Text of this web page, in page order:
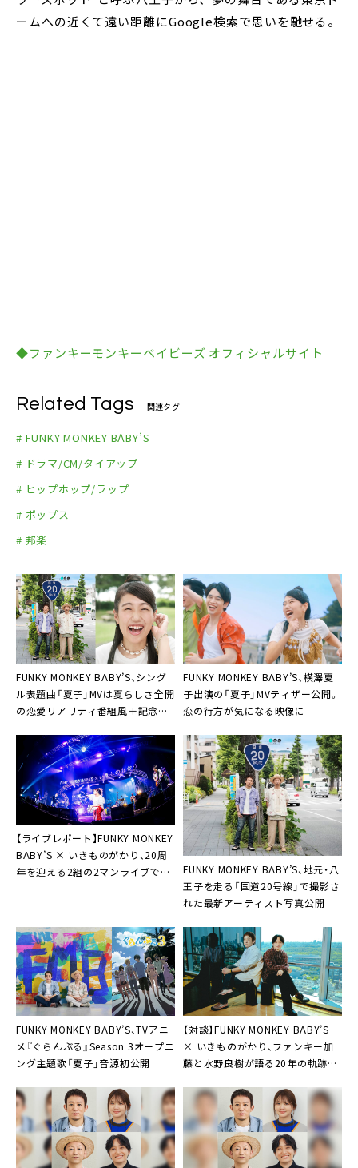
ームへの近くて遠い距離にGoogle検索で思いを馳せる。
◆ファンキーモンキーベイビーズ オフィシャルサイト
Related Tags 関連タグ
# FUNKY MONKEY BΛBY’S
# ドラマ/CM/タイアップ
# ヒップホップ/ラップ
# ポップス
# 邦楽
FUNKY MONKEY BΛBY’S、シング
ル表題曲「夏子」MVは夏らしさ全開
の恋愛リアリティ番組風＋記念キ
FUNKY MONKEY BΛBY’S、横澤夏
子出演の「夏子」MVティザー公開。
恋の行方が気になる映像に
【ライブレポート】FUNKY MONKEY
BΛBY’S × いきものがかり、20周
年を迎える2組の2マンライブで未
FUNKY MONKEY BΛBY’S、地元・八
王子を走る「国道20号線」で撮影さ
れた最新アーティスト写真公開
FUNKY MONKEY BΛBY’S、TVアニ
メ『ぐらんぶる』Season 3オープニ
ング主題歌「夏子」音源初公開
【対談】FUNKY MONKEY BΛBY’S
× いきものがかり、ファンキー加
藤と水野良樹が語る20年の軌跡と
い」